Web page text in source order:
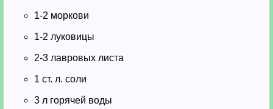
1-2 моркови
1-2 луковицы
2-3 лавровых листа
1 ст. л. соли
3 л горячей воды